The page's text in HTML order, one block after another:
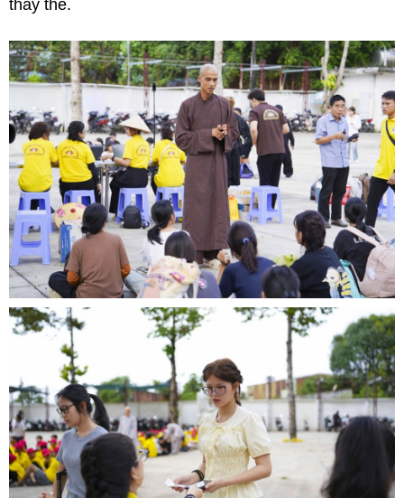
thay thế.